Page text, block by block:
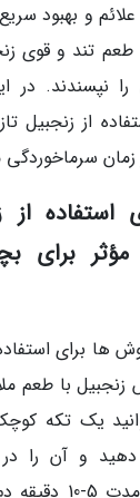
و بهبود
طعم تند و قوی
نپسندند. در
از زنجبیل
سرماخوردگی
استفاده از
برای
ها برای استفاده
زنجبیل با طعم
یک تکه کوچک
و آن را
بگذارید